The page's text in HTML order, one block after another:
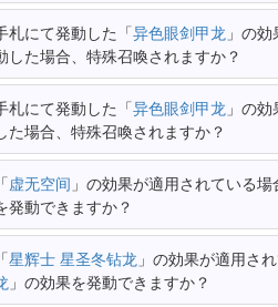
札にて発動した「异色眼剑甲龙 」の
した場合、特殊召喚されますか？
札にて発動した「异色眼剑甲龙 」の
た場合、特殊召喚されますか？
「虚无空间 」の効果が適用されている
発動できますか？
「星辉士 星圣冬钻龙 」の効果が適用さ
」の効果を発動できますか？